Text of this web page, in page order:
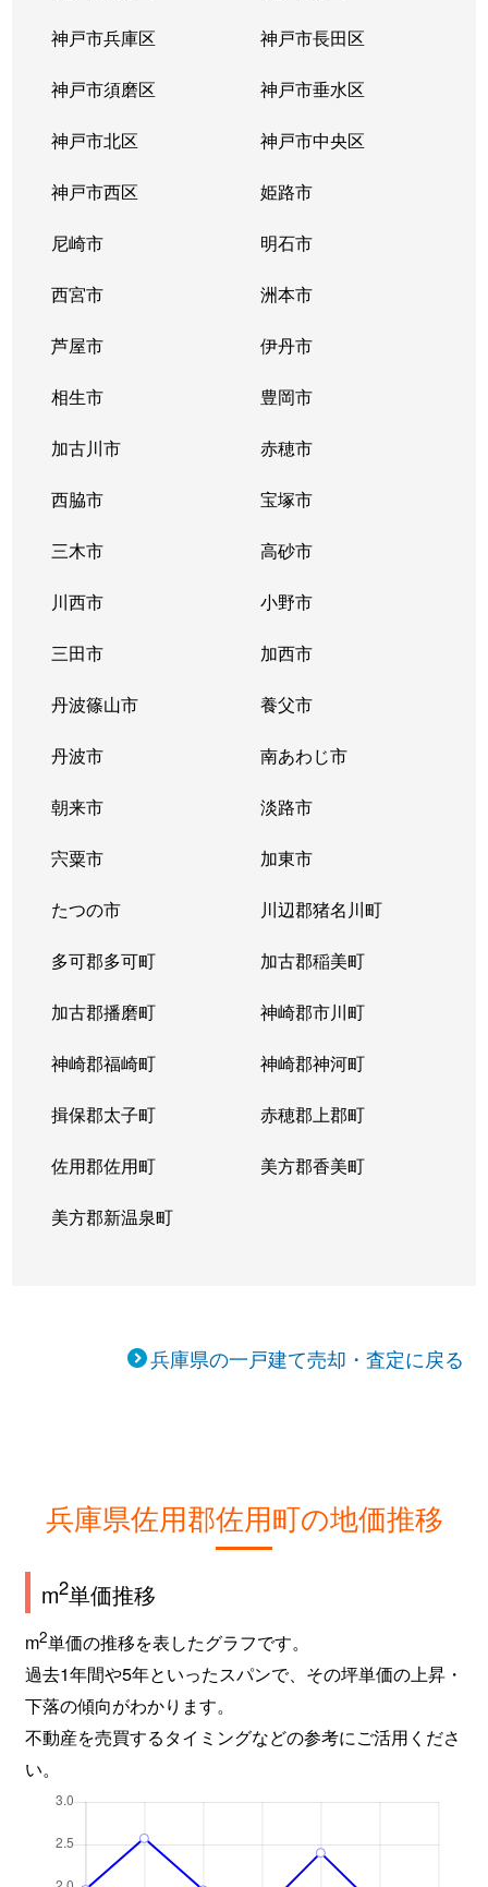
神戸市兵庫区 神戸市長田区
神戸市須磨区 神戸市垂水区
神戸市北区 神戸市中央区
神戸市西区 姫路市
尼崎市 明石市
西宮市 洲本市
芦屋市 伊丹市
相生市 豊岡市
加古川市 赤穂市
西脇市 宝塚市
三木市 高砂市
川西市 小野市
三田市 加西市
丹波篠山市 養父市
丹波市 南あわじ市
朝来市 淡路市
宍粟市 加東市
たつの市 川辺郡猪名川町
多可郡多可町 加古郡稲美町
加古郡播磨町 神崎郡市川町
神崎郡福崎町 神崎郡神河町
揖保郡太子町 赤穂郡上郡町
佐用郡佐用町 美方郡香美町
美方郡新温泉町
兵庫県の一戸建て売却・査定に戻る
兵庫県佐用郡佐用町の地価推移
m2単価推移
m2単価の推移を表したグラフです。
過去1年間や5年といったスパンで、その坪単価の上昇・
下落の傾向がわかります。
不動産を売買するタイミングなどの参考にご活用くださ
い。